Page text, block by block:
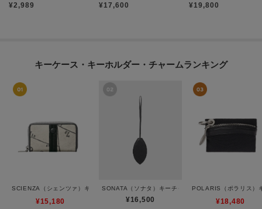
¥2,989 ¥17,600 ¥19,800
キーケース・キーホルダー・チャームランキング
SCIENZA（シェンツァ）キーケース
¥15,180
SONATA（ソナタ）キーチャーム
¥16,500
POLARIS（ポラリス）
¥18,480